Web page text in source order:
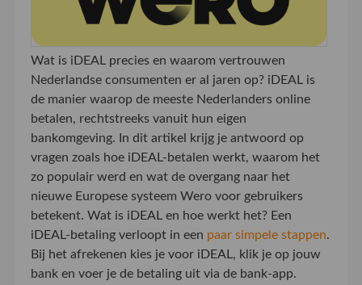
Wat is iDEAL precies en waarom vertrouwen
Nederlandse consumenten er al jaren op? iDEAL is
de manier waarop de meeste Nederlanders online
betalen, rechtstreeks vanuit hun eigen
bankomgeving. In dit artikel krijg je antwoord op
vragen zoals hoe iDEAL-betalen werkt, waarom het
zo populair werd en wat de overgang naar het
nieuwe Europese systeem Wero voor gebruikers
betekent. Wat is iDEAL en hoe werkt het? Een
iDEAL-betaling verloopt in een paar simpele stappen.
Bij het afrekenen kies je voor iDEAL, klik je op jouw
bank en voer je de betaling uit via de bank-app.